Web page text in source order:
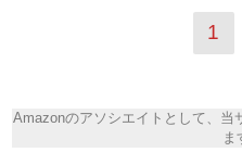
1
Amazonのアソシエイトとして、当
ま